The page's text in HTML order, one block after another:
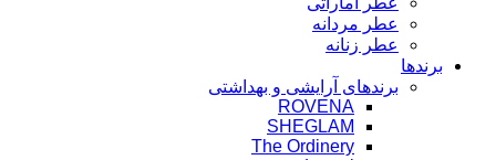
عطر مردانه
عطر زنانه
برندها
برندهای آرایشی و بهداشتی
ROVENA
SHEGLAM
The Ordinery